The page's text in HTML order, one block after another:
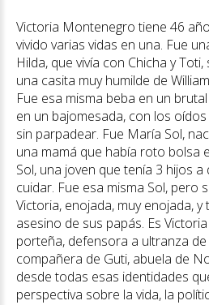
Victoria Montenegro tiene 46
vivido varias vidas en una. Fue
Hilda, que vivía con Chicha y
una casita muy humilde de
Fue esa misma beba en un
en un bajomesada, con los
sin parpadear. Fue María Sol,
una mamá que había roto bolsa
Sol, una joven que tenía 3 hijos
cuidar. Fue esa misma Sol, pero
Victoria, enojada, muy enojada,
asesino de sus papás. Es
porteña, defensora a ultranza
compañera de Guti, abuela de
desde todas esas identidades
perspectiva sobre la vida, la